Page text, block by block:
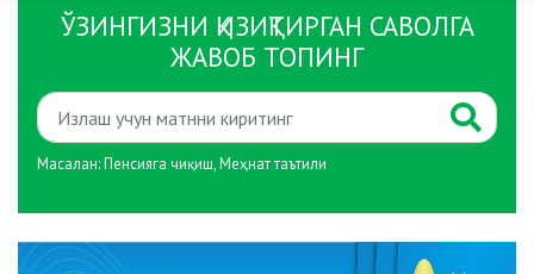
ЎЗИНГИЗНИ ҚИЗИҚТИРГАН САВОЛГА
ЖАВОБ ТОПИНГ
Масалан:Пенсияга чиқиш,Меҳнат таътили